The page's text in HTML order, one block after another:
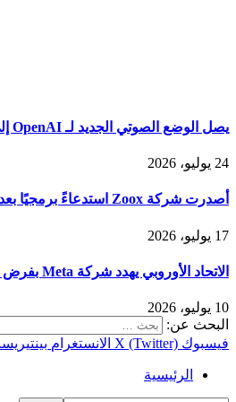
يصل الوضع الصوتي الجديد لـ OpenAI إلى تطبيق ChatGPT لسطح المكتب
24 يوليو، 2026
أصدرت شركة Zoox استدعاءً برمجيًا بعد ارتباك سيارة أجرة آلية بسبب الدخان الكثيف
17 يوليو، 2026
الاتحاد الأوروبي يهدد شركة Meta بفرض غرامات على الميزات المسببة للإدمان على Facebook وInstagram
10 يوليو، 2026
البحث عن:
فيسبوك X (Twitter) الانستغرام
الرئيسية